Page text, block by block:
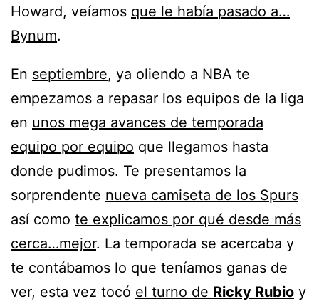
Howard, veíamos que le había pasado a…
Bynum.
En septiembre, ya oliendo a NBA te
empezamos a repasar los equipos de la liga
en unos mega avances de temporada
equipo por equipo que llegamos hasta
donde pudimos. Te presentamos la
sorprendente nueva camiseta de los Spurs
así como te explicamos por qué desde más
cerca…mejor. La temporada se acercaba y
te contábamos lo que teníamos ganas de
ver, esta vez tocó el turno de Ricky Rubio y